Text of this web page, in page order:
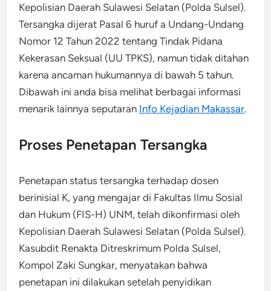
Kepolisian Daerah Sulawesi Selatan (Polda Sulsel).
Tersangka dijerat Pasal 6 huruf a Undang-Undang
Nomor 12 Tahun 2022 tentang Tindak Pidana
Kekerasan Seksual (UU TPKS), namun tidak ditahan
karena ancaman hukumannya di bawah 5 tahun.
Dibawah ini anda bisa melihat berbagai informasi
menarik lainnya seputaran Info Kejadian Makassar.
Proses Penetapan Tersangka
Penetapan status tersangka terhadap dosen
berinisial K, yang mengajar di Fakultas Ilmu Sosial
dan Hukum (FIS-H) UNM, telah dikonfirmasi oleh
Kepolisian Daerah Sulawesi Selatan (Polda Sulsel).
Kasubdit Renakta Ditreskrimum Polda Sulsel,
Kompol Zaki Sungkar, menyatakan bahwa
penetapan ini dilakukan setelah penyidikan